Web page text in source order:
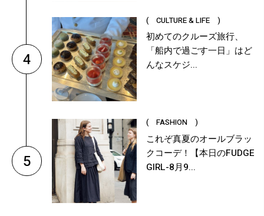
4
( CULTURE & LIFE )
初めてのクルーズ旅行、
「船内で過ごす一日」はど
んなスケジ...
5
( FASHION )
これぞ真夏のオールブラッ
クコーデ！【本日のFUDGE
GIRL-8月9...